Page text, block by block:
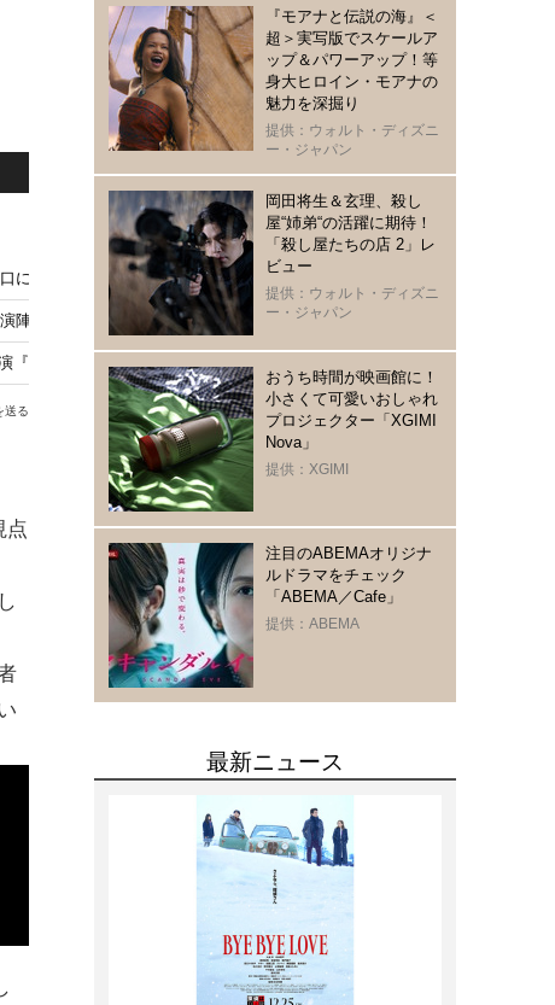
に関するアンケート』場面写真独占入手
陣登壇『口に関するアンケート』口プレミア 試写会に10組20名様
口に関するアンケート』超特報映像も公開
送る
点
『モアナと伝説の海』＜
超＞実写版でスケールア
ップ＆パワーアップ！等
身大ヒロイン・モアナの
魅力を深掘り
提供：ウォルト・ディズニ
ー・ジャパン
岡田将生＆玄理、殺し
屋“姉弟“の活躍に期待！
「殺し屋たちの店 2」レ
ビュー
提供：ウォルト・ディズニ
ー・ジャパン
おうち時間が映画館に！
小さくて可愛いおしゃれ
プロジェクター「XGIMI
Nova」
提供：XGIMI
注目のABEMAオリジナ
ルドラマをチェック
「ABEMA／Cafe」
提供：ABEMA